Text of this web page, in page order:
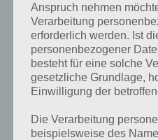
Anspruch nehmen
Verarbeitung
erforderlich werden. Ist
personenbezogener
besteht für eine solche
gesetzliche Grundlage,
Einwilligung der
Die Verarbeitung
beispielsweise des